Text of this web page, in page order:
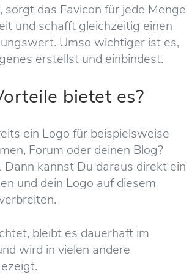
sorgt das Favicon für jede Menge
und schafft gleichzeitig einen
Umso wichtiger ist es,
erstellst und einbindest.
bietet es?
ein Logo für beispielsweise
Forum oder deinen Blog?
kannst Du daraus direkt ein
und dein Logo auf diesem
bleibt es dauerhaft im
wird in vielen andere